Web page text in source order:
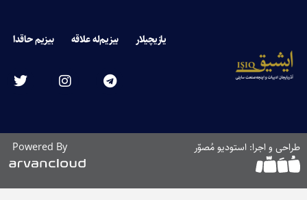
یازیچیلار بیزیم‌له علاقه بیزیم حاقدا
طراحی و اجرا: استودیو مُصوّر Powered By